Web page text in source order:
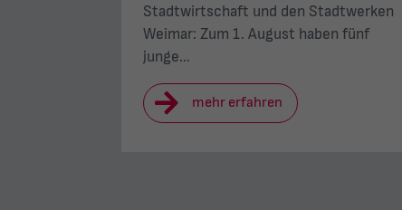
Stadtwirtschaft und den Stadtwerken
Weimar: Zum 1. August haben fünf
junge…
mehr erfahren